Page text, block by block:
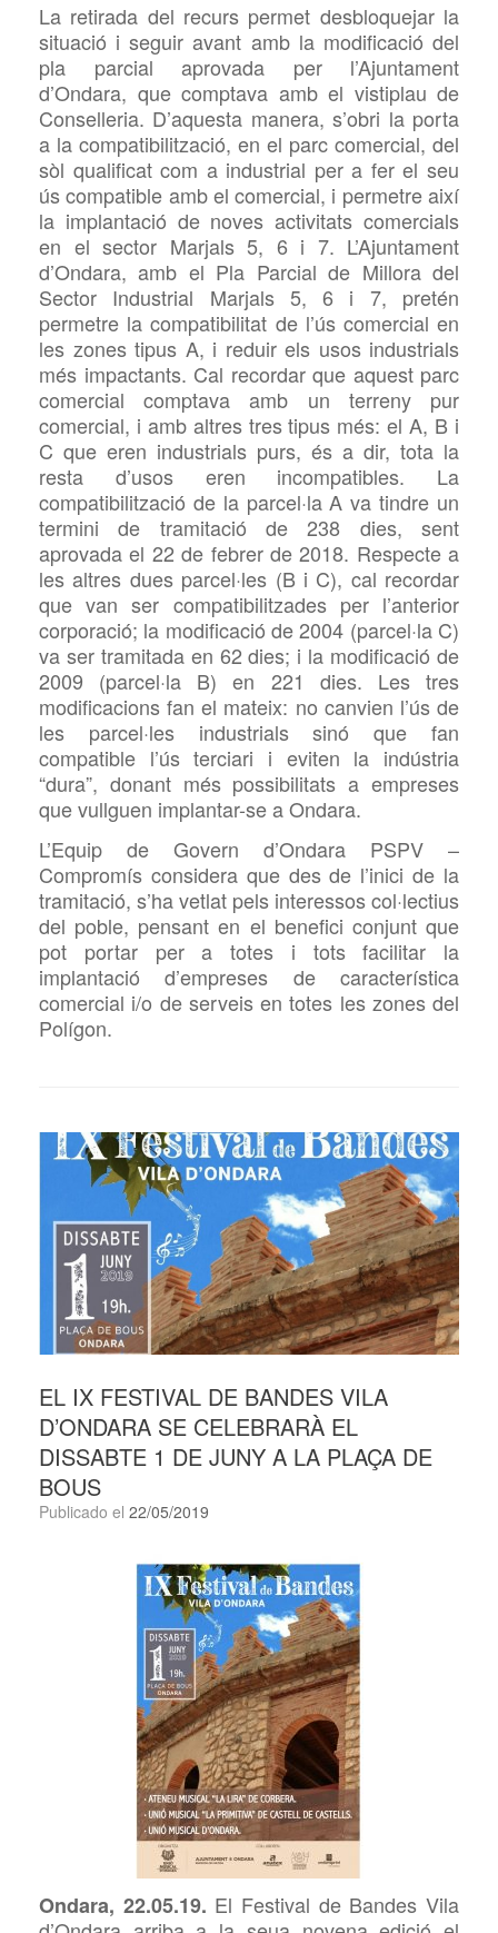
La retirada del recurs permet desbloquejar la
situació i seguir avant amb la modificació del
pla parcial aprovada per l’Ajuntament
d’Ondara, que comptava amb el vistiplau de
Conselleria. D’aquesta manera, s’obri la porta
a la compatibilització, en el parc comercial, del
sòl qualificat com a industrial per a fer el seu
ús compatible amb el comercial, i permetre així
la implantació de noves activitats comercials
en el sector Marjals 5, 6 i 7. L’Ajuntament
d’Ondara, amb el Pla Parcial de Millora del
Sector Industrial Marjals 5, 6 i 7, pretén
permetre la compatibilitat de l’ús comercial en
les zones tipus A, i reduir els usos industrials
més impactants. Cal recordar que aquest parc
comercial comptava amb un terreny pur
comercial, i amb altres tres tipus més: el A, B i
C que eren industrials purs, és a dir, tota la
resta d’usos eren incompatibles. La
compatibilització de la parcel·la A va tindre un
termini de tramitació de 238 dies, sent
aprovada el 22 de febrer de 2018. Respecte a
les altres dues parcel·les (B i C), cal recordar
quevan ser compatibilitzades per l’anterior
corporació; la modificació de 2004 (parcel·la C)
va ser tramitada en 62 dies; i la modificació de
2009 (parcel·la B) en 221 dies. Les tres
modificacions fan el mateix: no canvien l’ús de
les parcel·les industrials sinó que fan
compatible l’ús terciari i eviten la indústria
“dura”, donant més possibilitats a empreses
que vullguen implantar-se a Ondara.
L’Equip de Govern d’Ondara PSPV –
Compromís considera que des de l’inici de la
tramitació, s’havetlat pels interessos col·lectius
del poble, pensant en el benefici conjunt que
pot portar per a totes i tots facilitar la
implantació d’empreses de característica
comercial i/o de serveis en totes les zones del
Polígon.
EL IX FESTIVAL DE BANDES VILA
D’ONDARA SE CELEBRARÀ EL
DISSABTE 1 DE JUNY A LA PLAÇA DE
BOUS
Publicado el 22/05/2019
Ondara, 22.05.19. El Festival de Bandes Vila